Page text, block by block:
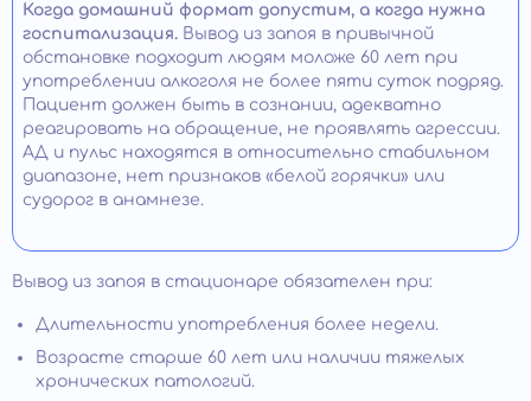
Когда домашний формат допустим, а когда нужна
госпитализация. Вывод из запоя в привычной
обстановке подходит людям моложе 60 лет при
употреблении алкоголя не более пяти суток подряд.
Пациент должен быть в сознании, адекватно
реагировать на обращение, не проявлять агрессии.
АД и пульс находятся в относительно стабильном
диапазоне, нет признаков «белой горячки» или
судорог в анамнезе.
Вывод из запоя в стационаре обязателен при:
Длительности употребления более недели.
Возрасте старше 60 лет или наличии тяжелых
хронических патологий.